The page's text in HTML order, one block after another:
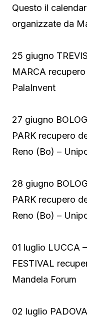
Questo il
organizzate da
25 giugno
MARCA
PalaInvent
27 giugno
PARK recupero
Reno (Bo) –
28 giugno
PARK recupero
Reno (Bo) –
01 luglio LUCCA
FESTIVAL
Mandela Forum
02 luglio